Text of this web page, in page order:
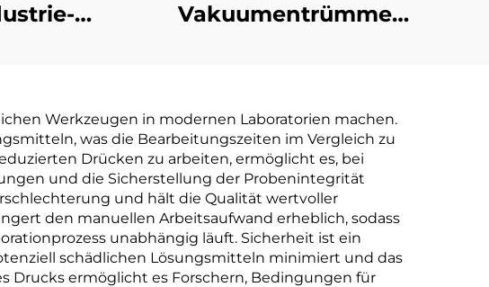
Vakuumentrümmer
Reduktionsmaschine
Werkzeugen in modernen Laboratorien machen.
was die Bearbeitungszeiten im Vergleich zu
Drücken zu arbeiten, ermöglicht es, bei
und die Sicherstellung der Probenintegrität
und hält die Qualität wertvoller
den manuellen Arbeitsaufwand erheblich, sodass
unabhängig läuft. Sicherheit ist ein
schädlichen Lösungsmitteln minimiert und das
Drucks ermöglicht es Forschern, Bedingungen für